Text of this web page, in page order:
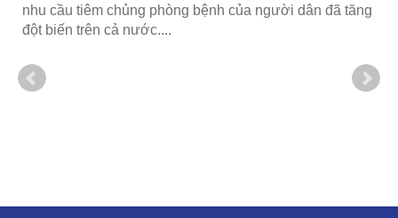
nhu cầu tiêm chủng phòng bệnh của người dân đã tăng
đột biến trên cả nước....